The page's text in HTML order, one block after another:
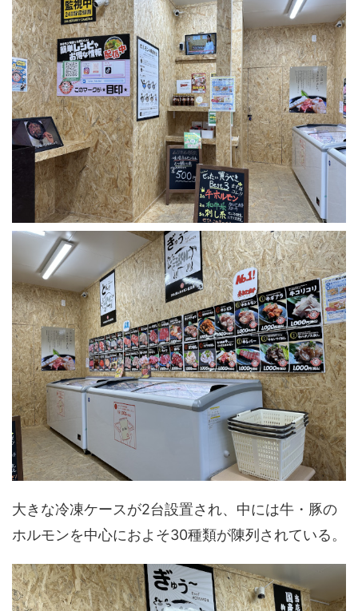
大きな冷凍ケースが2台設置され、中には牛・豚の
ホルモンを中心におよそ30種類が陳列されている。